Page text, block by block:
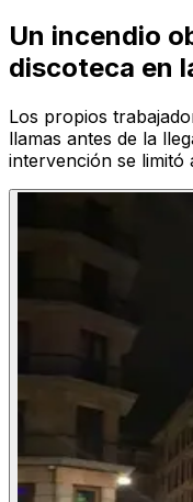
Un incendio
discoteca en
Los propios
llamas antes de la
intervención se